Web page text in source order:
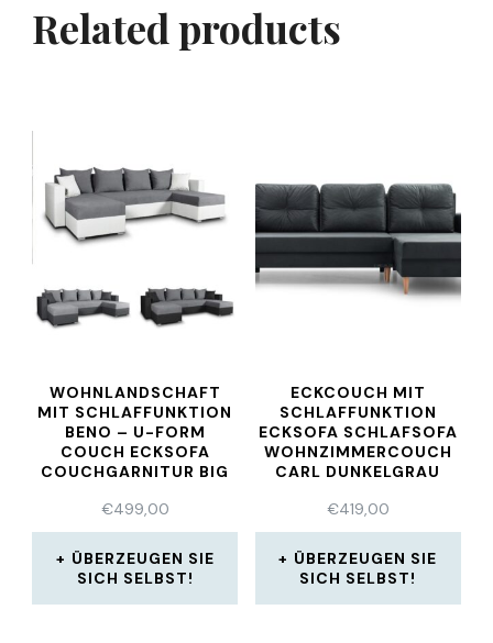
Related products
WOHNLANDSCHAFT
MIT SCHLAFFUNKTION
BENO – U-FORM
COUCH ECKSOFA
COUCHGARNITUR BIG
€499,00
ÜBERZEUGEN SIE
SICH SELBST!
ECKCOUCH MIT
SCHLAFFUNKTION
ECKSOFA SCHLAFSOFA
WOHNZIMMERCOUCH
CARL DUNKELGRAU
€419,00
ÜBERZEUGEN SIE
SICH SELBST!